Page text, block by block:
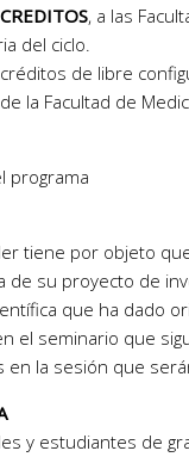
CREDITOS, a las
del ciclo.
de libre
la Facultad de
programa
tiene por objeto
de su proyecto de
que ha dado
el seminario que
en la sesión que
y estudiantes de